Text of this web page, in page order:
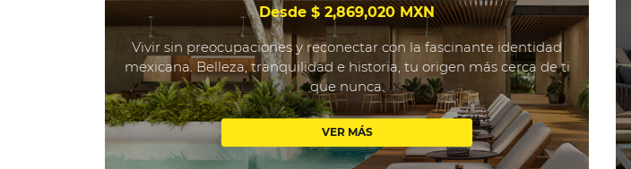
Desde $ 2,869,020 MXN
Vivir sin preocupaciones y reconectar con la fascinante identidad
mexicana. Belleza, tranquilidad e historia, tu origen más cerca de ti
que nunca.
VER MÁS